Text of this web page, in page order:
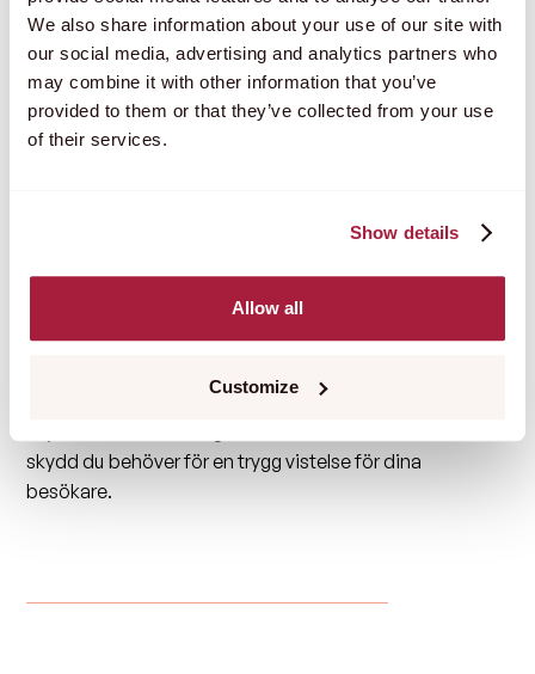
We also share information about your use of our site with
our social media, advertising and analytics partners who
may combine it with other information that you’ve
provided to them or that they’ve collected from your use
of their services.
Show details
Allow all
Customize
Skapande av nya konton för marknadsföringsvärde
eller framtida missbruk
Falska inlägg
Publicering av skadliga länkar eller spridning av
Man har ett ansvar som ägare till en hemsida att se till
reCAPTCHA hjälper inte mot alla typer av attacker utan
skydd du behöver för en trygg vistelse för dina
besökare.